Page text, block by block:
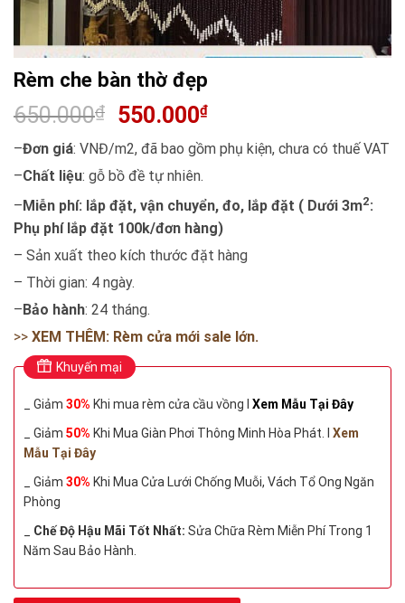
Rèm che bàn thờ đẹp
650.000₫ 550.000₫
–Đơn giá: VNĐ/m2, đã bao gồm phụ kiện, chưa có thuế VAT
–Chất liệu: gỗ bồ đề tự nhiên.
–Miễn phí: lắp đặt, vận chuyển, đo, lắp đặt ( Dưới 3m2:
Phụ phí lắp đặt 100k/đơn hàng)
– Sản xuất theo kích thước đặt hàng
– Thời gian: 4 ngày.
–Bảo hành: 24 tháng.
>> XEM THÊM: Rèm cửa mới sale lớn.
Khuyến mại
_ Giảm 30% Khi mua rèm cửa cầu vồng I Xem Mẫu Tại Đây
_ Giảm 50% Khi Mua Giàn Phơi Thông Minh Hòa Phát. I Xem
Mẫu Tại Đây
_ Giảm 30% Khi Mua Cửa Lưới Chống Muỗi, Vách Tổ Ong Ngăn
Phòng
Chế Độ Hậu Mãi Tốt Nhất: Sửa Chữa Rèm Miễn Phí Trong 1
Năm Sau Bảo Hành.